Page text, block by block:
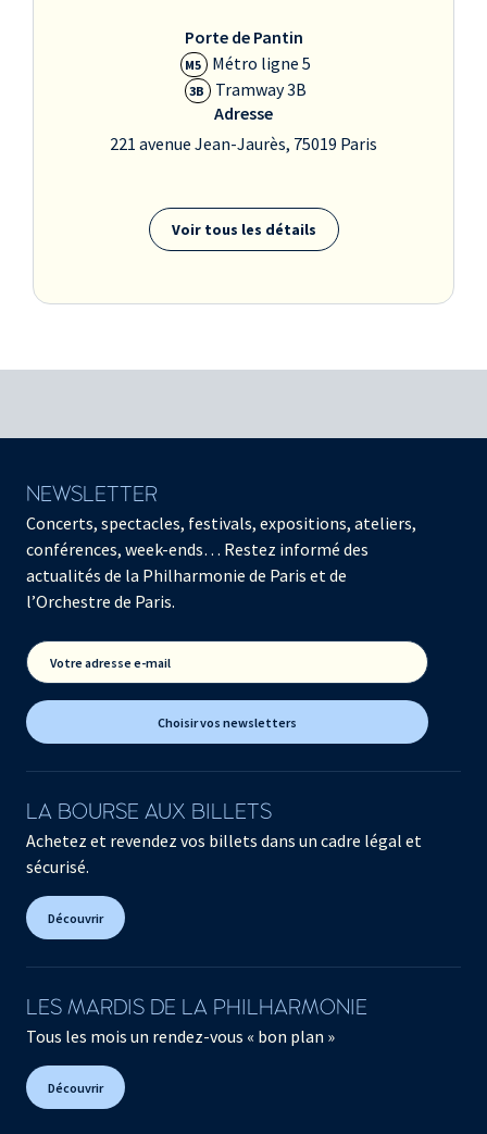
Porte de Pantin
M5 Métro ligne 5
3B
Tramway 3B
Adresse
221 avenue Jean-Jaurès, 75019 Paris
Voir tous les détails
NEWSLETTER
Concerts, spectacles, festivals, expositions, ateliers,
conférences, week-ends… Restez informé des
actualités de la Philharmonie de Paris et de
l’Orchestre de Paris.
Votre adresse e-mail
Choisir vos newsletters
LA BOURSE AUX BILLETS
Achetez et revendez vos billets dans un cadre légal et
sécurisé.
Découvrir
LES MARDIS DE LA PHILHARMONIE
Tous les mois un rendez-vous « bon plan »
Découvrir